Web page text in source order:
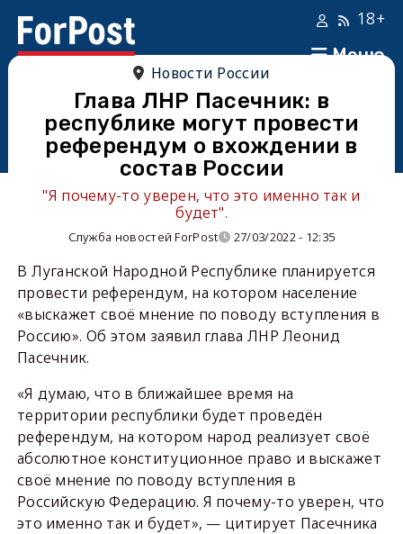
Меню
18+
Новости России
Глава ЛНР Пасечник: в
республике могут провести
референдум о вхождении в
состав России
"Я почему-то уверен, что это именно так и
будет".
Служба новостей ForPost 27/03/2022 - 12:35
В Луганской Народной Республике планируется
провести референдум, на котором население
«выскажет своё мнение по поводу вступления в
Россию». Об этом заявил глава ЛНР Леонид
Пасечник.
«Я думаю, что в ближайшее время на
территории республики будет проведён
референдум, на котором народ реализует своё
абсолютное конституционное право и выскажет
своё мнение по поводу вступления в
Российскую Федерацию. Я почему-то уверен, что
это именно так и будет», — цитирует Пасечника